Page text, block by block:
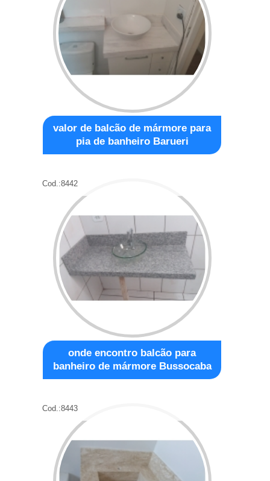
valor de balcão de mármore para
pia de banheiro Barueri
Cod.:8442
onde encontro balcão para
banheiro de mármore Bussocaba
Cod.:8443